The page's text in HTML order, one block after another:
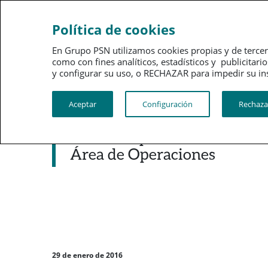
PSN
PSN al día Kit de prensa
Noticias destacadas
Área de Operaciones
29 de enero de 2016
Política de cookies
En Grupo PSN utilizamos cookies propias y de
como con fines analíticos, estadísticos y
y configurar su uso, o RECHAZAR para impedir su
Aceptar Configuración